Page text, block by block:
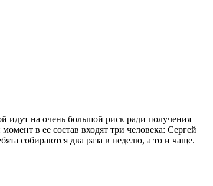
идут на очень большой риск ради получения
в ее состав входят три человека: Сергей
собираются два раза в неделю, а то и чаще.